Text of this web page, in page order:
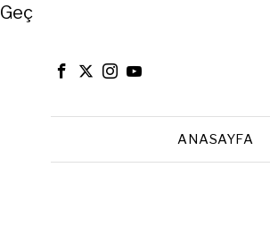
Close
Geç
ANASAYFA